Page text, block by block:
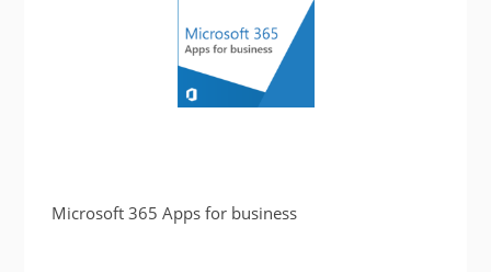
Microsoft 365 Apps for business